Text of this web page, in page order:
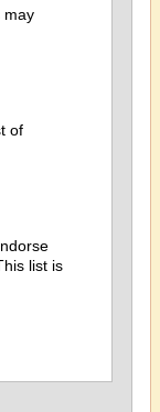
may
of
list is